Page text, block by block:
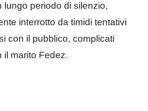
lungo periodo di silenzio,
interrotto da timidi tentativi
con il pubblico, complicati
il marito Fedez.